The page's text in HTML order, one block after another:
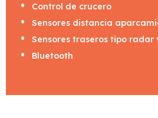
Control de crucero
Sensores distancia
Sensores traseros tipo radar
Bluetooth